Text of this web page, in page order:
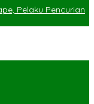
Pelaku Pencurian